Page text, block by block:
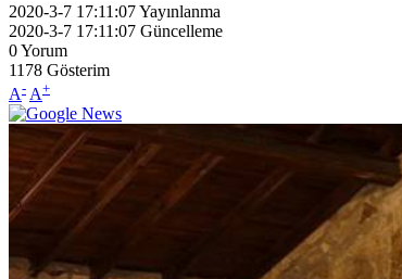
2020-3-7 17:11:07Yayınlanma
2020-3-7 17:11:07 Güncelleme
0Yorum
1178 Gösterim
A- A+